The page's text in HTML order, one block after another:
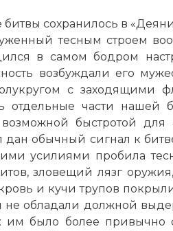
сохранилось в
тесным строем
в самом бодром
возбуждали его
с заходящими
отдельные части нашей
возможной быстротой
дан обычный сигнал к
усилиями пробила
зловещий лязг
и кучи трупов
не обладали должной
было более привычно